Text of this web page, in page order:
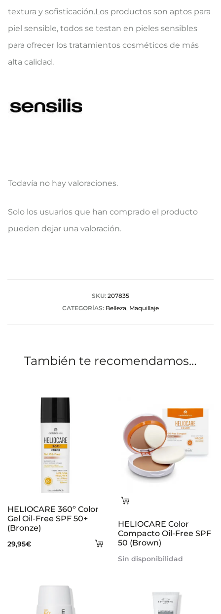
textura y sofisticación.Los productos son aptos para
piel sensible, todos se testan en pieles sensibles
para ofrecer los tratamientos cosméticos de más
alta calidad.
V
a
Todavía no hay valoraciones.
Solo los usuarios que han comprado el producto
pueden dejar una valoración.
SKU: 207835
CATEGORÍAS: Belleza, Maquillaje
También te recomendamos…
Añadir
HELIOCARE 360º Color
Gel Oil-Free SPF 50+
(Bronze)
29,95€
Leer
HELIOCARE Color
Compacto Oil-Free SPF
50 (Brown)
Sin disponibilidad